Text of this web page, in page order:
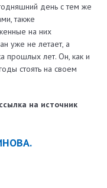
день с тем же
также
на них
уже не летает, а
прошлых лет. Он, как и
стоять на своем
на источник